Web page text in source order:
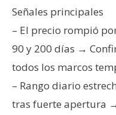
Señales principales
– El precio rompió
90 y 200 días →
todos los marcos
– Rango diario
tras fuerte apertura